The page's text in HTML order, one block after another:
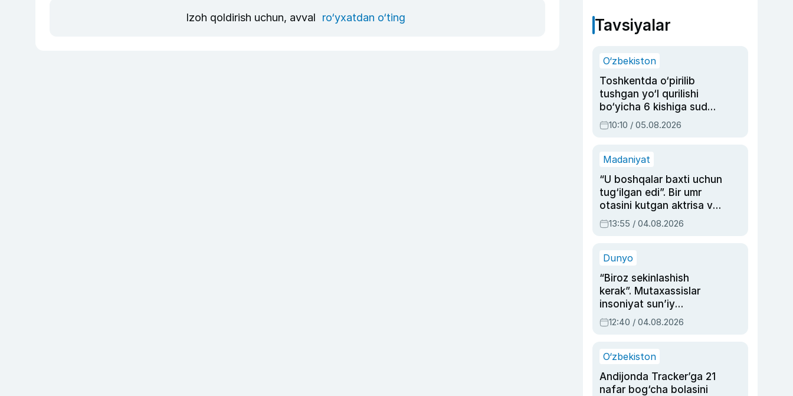
Izoh qoldirish uchun, avval ro‘yxatdan o‘ting Tavsiyalar
O‘zbekiston
Toshkentda o‘pirilib
tushgan yo‘l qurilishi
bo‘yicha 6 kishiga sud
hukmi o‘qildi
10:10 / 05.08.2026
Madaniyat
“U boshqalar baxti uchun
tug‘ilgan edi”. Bir umr
otasini kutgan aktrisa va
dublyaj ustasi Rimma
Ahmedovaning
13:55 / 04.08.2026
Dunyo
“Biroz sekinlashish
kerak”. Mutaxassislar
insoniyat sun’iy
intellektni boshqara
olmay qolishidan xavotir
12:40 / 04.08.2026
O‘zbekiston
Andijonda Tracker’ga 21
nafar bog‘cha bolasini